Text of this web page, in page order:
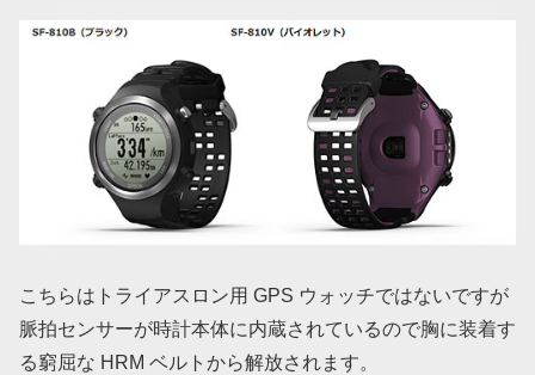
こちらはトライアスロン用 GPS ウォッチではないですが
脈拍センサーが時計本体に内蔵されているので胸に装着す
る窮屈な HRM ベルトから解放されます。